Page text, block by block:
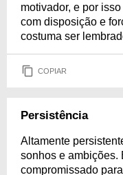
motivador, e por
com disposição e
costuma ser
COPIAR
Persistência
Altamente
sonhos e ambições.
compromissado